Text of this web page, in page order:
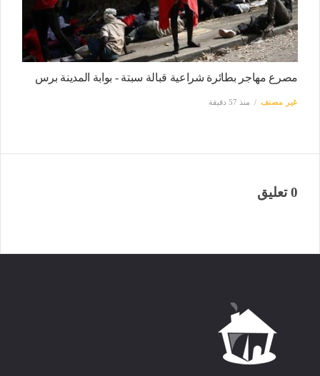
مصرع مهاجر بطائرة شراعية قبالة سبتة - بوابة المدينة برس
غير مصنف منذ 57 دقيقة
0 تعليق